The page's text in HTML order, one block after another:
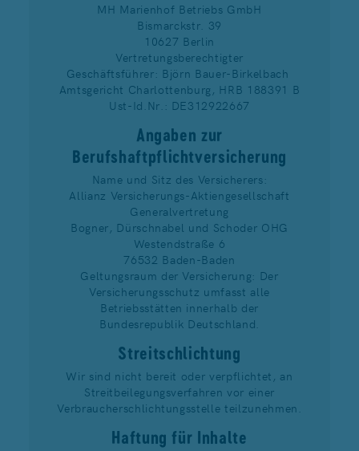
MH Marienhof Betriebs GmbH
Bismarckstr. 39
10627 Berlin
Vertretungsberechtigter
Geschäftsführer: Björn Bauer-Birkelbach
Amtsgericht Charlottenburg, HRB 188391 B
Ust-Id.Nr.: DE312922667
Angaben zur
Berufshaftpflichtversicherung
Name und Sitz des Versicherers:
Allianz Versicherungs-Aktiengesellschaft
Generalvertretung
Bogner, Dürschnabel und Schoder OHG
Westendstraße 6
76532 Baden-Baden
Geltungsraum der Versicherung: Der
Versicherungsschutz umfasst alle
Betriebsstätten innerhalb der
Bundesrepublik Deutschland.
Streitschlichtung
Wir sind nicht bereit oder verpflichtet, an
Streitbeilegungsverfahren vor einer
Verbraucherschlichtungsstelle teilzunehmen.
Haftung für Inhalte